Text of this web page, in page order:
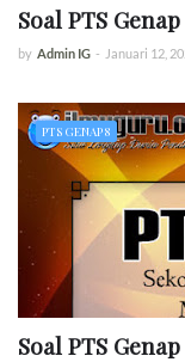
Soal PTS
by Admin IG - Januari 12,
PTS GENAP 8
Soal PTS